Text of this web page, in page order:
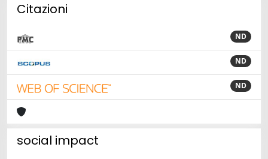
Citazioni
ND
ND
ND
social impact